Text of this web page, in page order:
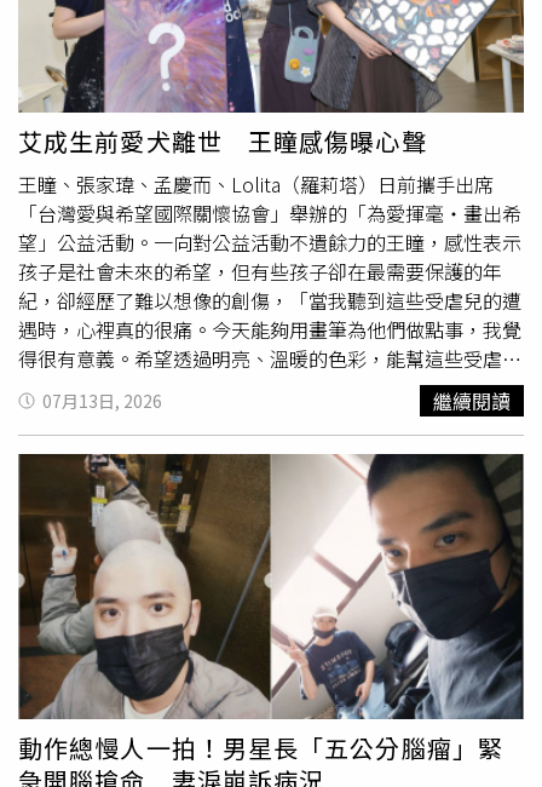
艾成生前愛犬離世 王瞳感傷曝心聲
王瞳、張家瑋、孟慶而、Lolita（羅莉塔）日前攜手出席
「台灣愛與希望國際關懷協會」舉辦的「為愛揮毫・畫出希
望」公益活動。一向對公益活動不遺餘力的王瞳，感性表示
孩子是社會未來的希望，但有些孩子卻在最需要保護的年
紀，卻經歷了難以想像的創傷，「當我聽到這些受虐兒的遭
遇時，心裡真的很痛。今天能夠用畫筆為他們做點事，我覺
得很有意義。希望透過明亮、溫暖的色彩，能幫這些受虐的
孩子填補心中的缺口，讓他們知道，這個世界依然有很多人
深深地愛著他們。」王瞳表示這次創作的畫作名「愛與希
望」以暖色調為主，以許多小愛心包圍著大愛心樹，樹幹則
為孩子們的支柱，為他們遮風避雨，投入幫助受虐兒愛心工
作邁入第五年，看著協會一路成長，創辦人歷經各種艱辛，
真是關關難過關關過，看著有更多藝人都投入，心中很感
恩。王瞳分享平日喜歡酷妹風，這次則以少女心為發想，粉
色系以愛心為主軸，象徵著愛與希望，平日較少時間專心作
畫，今天很開心能專注的創作，而繪畫則是自己的日常，經
常以有色鉛筆創作，喜歡在劇本上塗鴉，舉凡拍戲、樂團演
出等等，只要靈感乍現，隨時的即興創作。提到近況，摯愛
高齡17歲的愛犬哈噜幾天前剛過世，王瞳感傷表示前年愛犬
發病以來，除了拍戲，幾乎都在照顧愛犬，艾成生前也十分
的疼愛牠，感謝在最後這一年來能陪伴牠到最後，心中很不
07月13日, 2026 繼續閱讀
動作總慢人一拍！男星長「五公分腦瘤」緊